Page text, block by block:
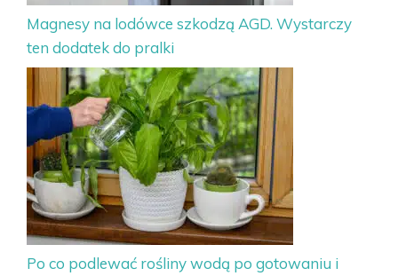
Magnesy na lodówce szkodzą AGD. Wystarczy
ten dodatek do pralki
Po co podlewać rośliny wodą po gotowaniu i